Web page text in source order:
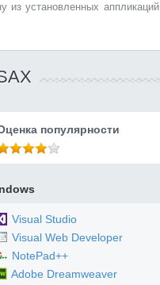
из установленных аппликаций
популярности
Visual Studio
Visual Web Developer
NotePad++
Adobe Dreamweaver